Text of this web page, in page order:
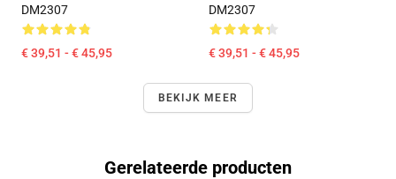
DM2307
€ 39,51 - € 45,95
DM2307
€ 39,51 - € 45,95
BEKIJK MEER
Gerelateerde producten